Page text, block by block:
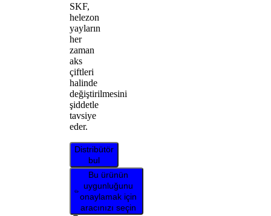
SKF,
helezon
yayların
her
zaman
aks
çiftleri
halinde
değiştirilmesini
şiddetle
tavsiye
eder.
Distribütör
bul
Bu ürünün
uygunluğunu
onaylamak için
aracınızı seçin